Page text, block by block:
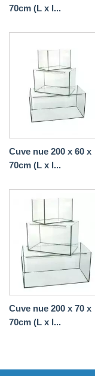
70cm (L x l...
Cuve nue 200 x 60 x
70cm (L x l...
Cuve nue 200 x 70 x
70cm (L x l...